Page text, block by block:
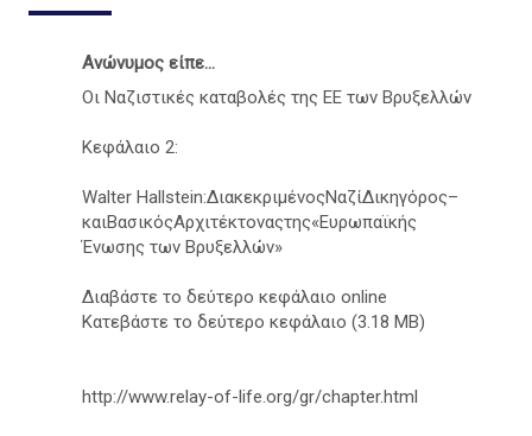
Ανώνυμος είπε...
Οι Ναζιστικές καταβολές της ΕΕ των Βρυξελλών
Κεφάλαιο 2:
Walter Hallstein:ΔιακεκριμένοςΝαζίΔικηγόρος–
καιΒασικόςΑρχιτέκτοναςτης«Ευρωπαϊκής
Ένωσης των Βρυξελλών»
Διαβάστε το δεύτερο κεφάλαιο online
Κατεβάστε το δεύτερο κεφάλαιο (3.18 MB)
http://www.relay-of-life.org/gr/chapter.html